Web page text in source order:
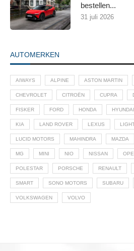
bestellen...
31 juli 2026
AUTOMERKEN
AIWAYS ALPINE ASTON MARTIN
CHEVROLET CITROËN CUPRA
FISKER FORD HONDA HYUNDAI
KIA LAND ROVER LEXUS
LUCID MOTORS MAHINDRA MAZDA
MG MINI NIO NISSAN
POLESTAR PORSCHE RENAULT
SMART SONO MOTORS SUBARU
VOLKSWAGEN VOLVO